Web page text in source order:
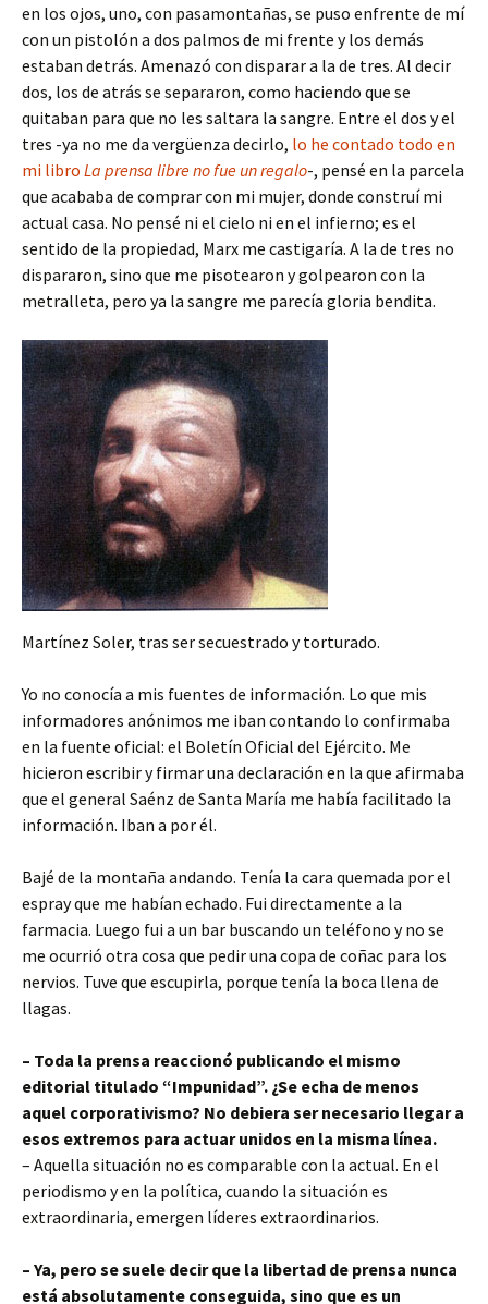
en los ojos, uno, con pasamontañas, se puso enfrente de mí
con un pistolón a dos palmos de mi frente y los demás
estaban detrás. Amenazó con disparar a la de tres. Al decir
dos, los de atrás se separaron, como haciendo que se
quitaban para que no les saltara la sangre. Entre el dos y el
tres -ya no me da vergüenza decirlo, lo he contado todo en
mi libro La prensa libre no fue un regalo-, pensé en la parcela
que acababa de comprar con mi mujer, donde construí mi
actual casa. No pensé ni el cielo ni en el infierno; es el
sentido de la propiedad, Marx me castigaría. A la de tres no
dispararon, sino que me pisotearon y golpearon con la
metralleta, pero ya la sangre me parecía gloria bendita.
Martínez Soler, tras ser secuestrado y torturado.
Yo no conocía a mis fuentes de información. Lo que mis
informadores anónimos me iban contando lo confirmaba
en la fuente oficial: el Boletín Oficial del Ejército. Me
hicieron escribir y firmar una declaración en la que afirmaba
que el general Saénz de Santa María me había facilitado la
información. Iban a por él.
Bajé de la montaña andando. Tenía la cara quemada por el
espray que me habían echado. Fui directamente a la
farmacia. Luego fui a un bar buscando un teléfono y no se
me ocurrió otra cosa que pedir una copa de coñac para los
nervios. Tuve que escupirla, porque tenía la boca llena de
llagas.
– Toda la prensa reaccionó publicando el mismo
editorial titulado “Impunidad”. ¿Se echa de menos
aquel corporativismo? No debiera ser necesario llegar a
esos extremos para actuar unidos en la misma línea.
– Aquella situación no es comparable con la actual. En el
periodismo y en la política, cuando la situación es
extraordinaria, emergen líderes extraordinarios.
– Ya, pero se suele decir que la libertad de prensa nunca
está absolutamente conseguida, sino que es un